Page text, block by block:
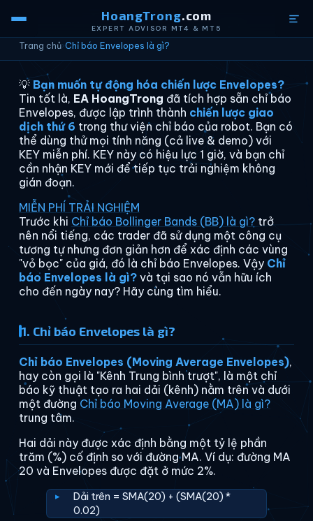
HoangTrong.com
EXPERT ADVISOR MT4 & MT5
Trang chủ›Chỉ báo Envelopes là gì?
💡 Bạn muốn tự động hóa chiến lược Envelopes?
Tin tốt là, EA HoangTrong đã tích hợp sẵn chỉ báo
Envelopes, được lập trình thành chiến lược giao
dịch thứ 6 trong thư viện chỉ báo của robot. Bạn có
thể dùng thử mọi tính năng (cả live & demo) với
KEY miễn phí. KEY này có hiệu lực 1 giờ, và bạn chỉ
cần nhận KEY mới để tiếp tục trải nghiệm không
gián đoạn.
MIỄN PHÍ TRẢI NGHIỆM
Trước khi Chỉ báo Bollinger Bands (BB) là gì?trở
nên nổi tiếng, các trader đã sử dụng một công cụ
tương tự nhưng đơn giản hơn để xác định các vùng
"vỏ bọc" của giá, đó là chỉ báo Envelopes. Vậy Chỉ
báo Envelopes là gì?và tại sao nó vẫn hữu ích
cho đến ngày nay? Hãy cùng tìm hiểu.
1. Chỉ báo Envelopes là gì?
Chỉ báo Envelopes (Moving Average Envelopes),
hay còn gọi là "Kênh Trung bình trượt", là một chỉ
báo kỹ thuật tạo ra hai dải (kênh) nằm trên và dưới
một đường Chỉ báo Moving Average (MA) là gì?
trung tâm.
Hai dải này được xác định bằng một tỷ lệ phần
trăm (%) cố định so với đường MA. Ví dụ: đường MA
20 và Envelopes được đặt ở mức 2%.
Dải trên = SMA(20) + (SMA(20) *
0.02)